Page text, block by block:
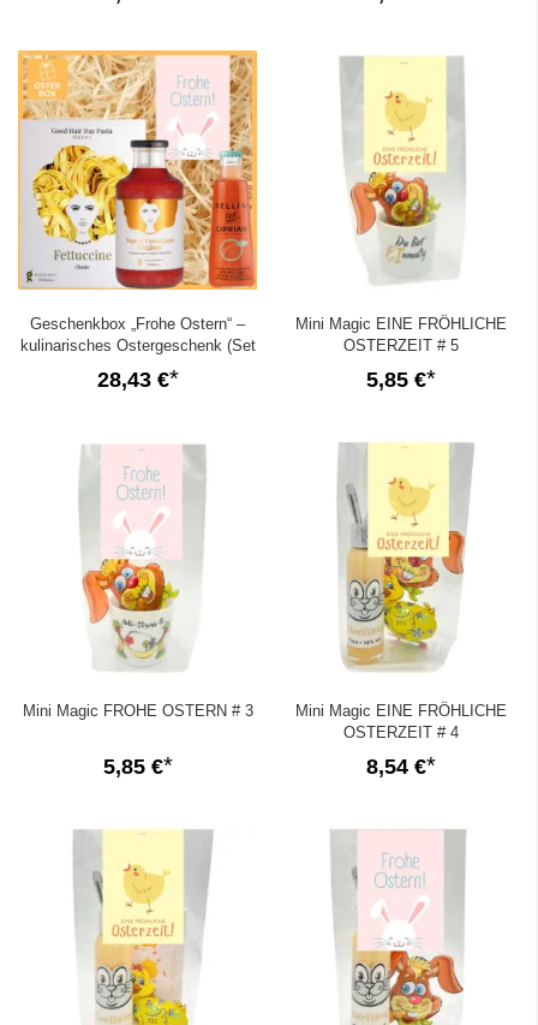
Geschenkbox „Frohe Ostern“ –
kulinarisches Ostergeschenk (Set
28,43 €
Mini Magic EINE FRÖHLICHE
OSTERZEIT # 5
5,85 €
Mini Magic FROHE OSTERN # 3
5,85 €
Mini Magic EINE FRÖHLICHE
OSTERZEIT # 4
8,54 €